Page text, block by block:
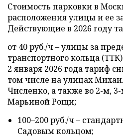
Стоимость парковки в
расположения улицы и ее
Действующие в 2026 году
от 40 руб./ч – улицы за
транспортного кольца
2 января 2026 года тариф
том числе на улицах
Численко, а также во 2-м,
Марьиной Рощи;
100–200 руб./ч –
Садовым кольцом;